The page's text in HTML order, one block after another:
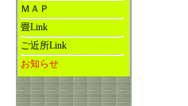
ＭＡＰ
畳Link
ご近所Link
お知らせ